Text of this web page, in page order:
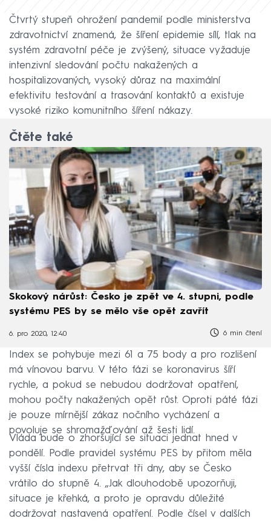
Čtvrtý stupeň ohrožení pandemií podle ministerstva
zdravotnictví znamená, že šíření epidemie sílí, tlak na
systém zdravotní péče je zvýšený, situace vyžaduje
intenzivní sledování počtu nakažených a
hospitalizovaných, vysoký důraz na maximální
efektivitu testování a trasování kontaktů a existuje
vysoké riziko komunitního šíření nákazy.
Čtěte také
Skokový nárůst: Česko je zpět ve 4. stupni, podle
systému PES by se mělo vše opět zavřít
6. pro 2020, 12:40 6 min čtení
Index se pohybuje mezi 61 a 75 body a pro rozlišení
má vínovou barvu. V této fázi se koronavirus šíří
rychle, a pokud se nebudou dodržovat opatření,
mohou počty nakažených opět růst. Oproti páté fázi
je pouze mírnější zákaz nočního vycházení a
povoluje se shromažďování až šesti lidí.
Vláda bude o zhoršující se situaci jednat hned v
pondělí. Podle pravidel systému PES by přitom měla
vyšší čísla indexu přetrvat tři dny, aby se Česko
vrátilo do stupně 4. „Jak dlouhodobě upozorňuji,
situace je křehká, a proto je opravdu důležité
dodržovat nastavená opatření. Podle čísel v dalších